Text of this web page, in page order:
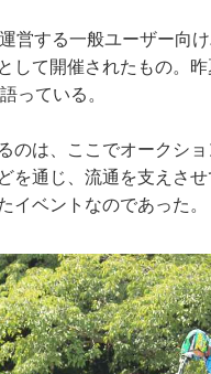
営する一般ユーザー向
して開催されたもの。
っている。
のは、ここでオークシ
を通じ、流通を支えさ
イベントなのであった。